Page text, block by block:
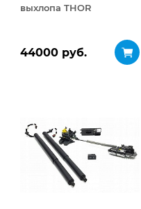
выхлопа THOR
44000 руб.